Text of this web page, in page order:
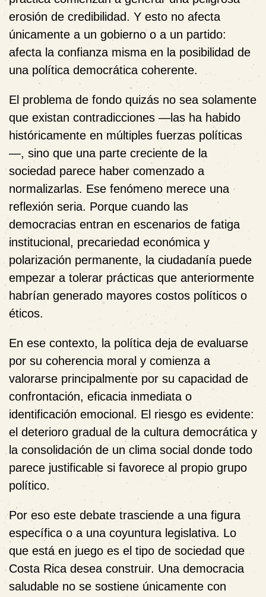
erosión de credibilidad. Y esto no afecta
únicamente a un gobierno o a un partido:
afecta la confianza misma en la posibilidad de
una política democrática coherente.
El problema de fondo quizás no sea solamente
que existan contradicciones —las ha habido
históricamente en múltiples fuerzas políticas
—, sino que una parte creciente de la
sociedad parece haber comenzado a
normalizarlas. Ese fenómeno merece una
reflexión seria. Porque cuando las
democracias entran en escenarios de fatiga
institucional, precariedad económica y
polarización permanente, la ciudadanía puede
empezar a tolerar prácticas que anteriormente
habrían generado mayores costos políticos o
éticos.
En ese contexto, la política deja de evaluarse
por su coherencia moral y comienza a
valorarse principalmente por su capacidad de
confrontación, eficacia inmediata o
identificación emocional. El riesgo es evidente:
el deterioro gradual de la cultura democrática y
la consolidación de un clima social donde todo
parece justificable si favorece al propio grupo
político.
Por eso este debate trasciende a una figura
específica o a una coyuntura legislativa. Lo
que está en juego es el tipo de sociedad que
Costa Rica desea construir. Una democracia
saludable no se sostiene únicamente con